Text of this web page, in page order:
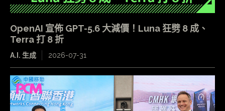
OpenAI 宣佈 GPT-5.6 大減價！Luna 狂劈 8 成、
Terra 打 8 折
A.I. 生成 2026-07-31